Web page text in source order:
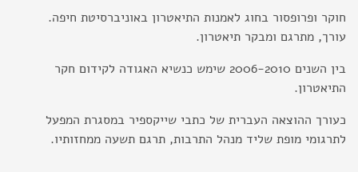
חוקר ופרופסור בחוג לאמנות התיאטרון באוניברסיטת חיפה.
עורך, מתרגם ומבקר תיאטרון.
בין השנים 2006-2010 שימש כנשיא האגודה לקידום חקר
התיאטרון.
כעורך ההוצאה העברית של כתבי שייקספיר במסגרת המפעל
לתרגומי מופת שליד מנהל התרבות, תרגם תשעה ממחזותיו.